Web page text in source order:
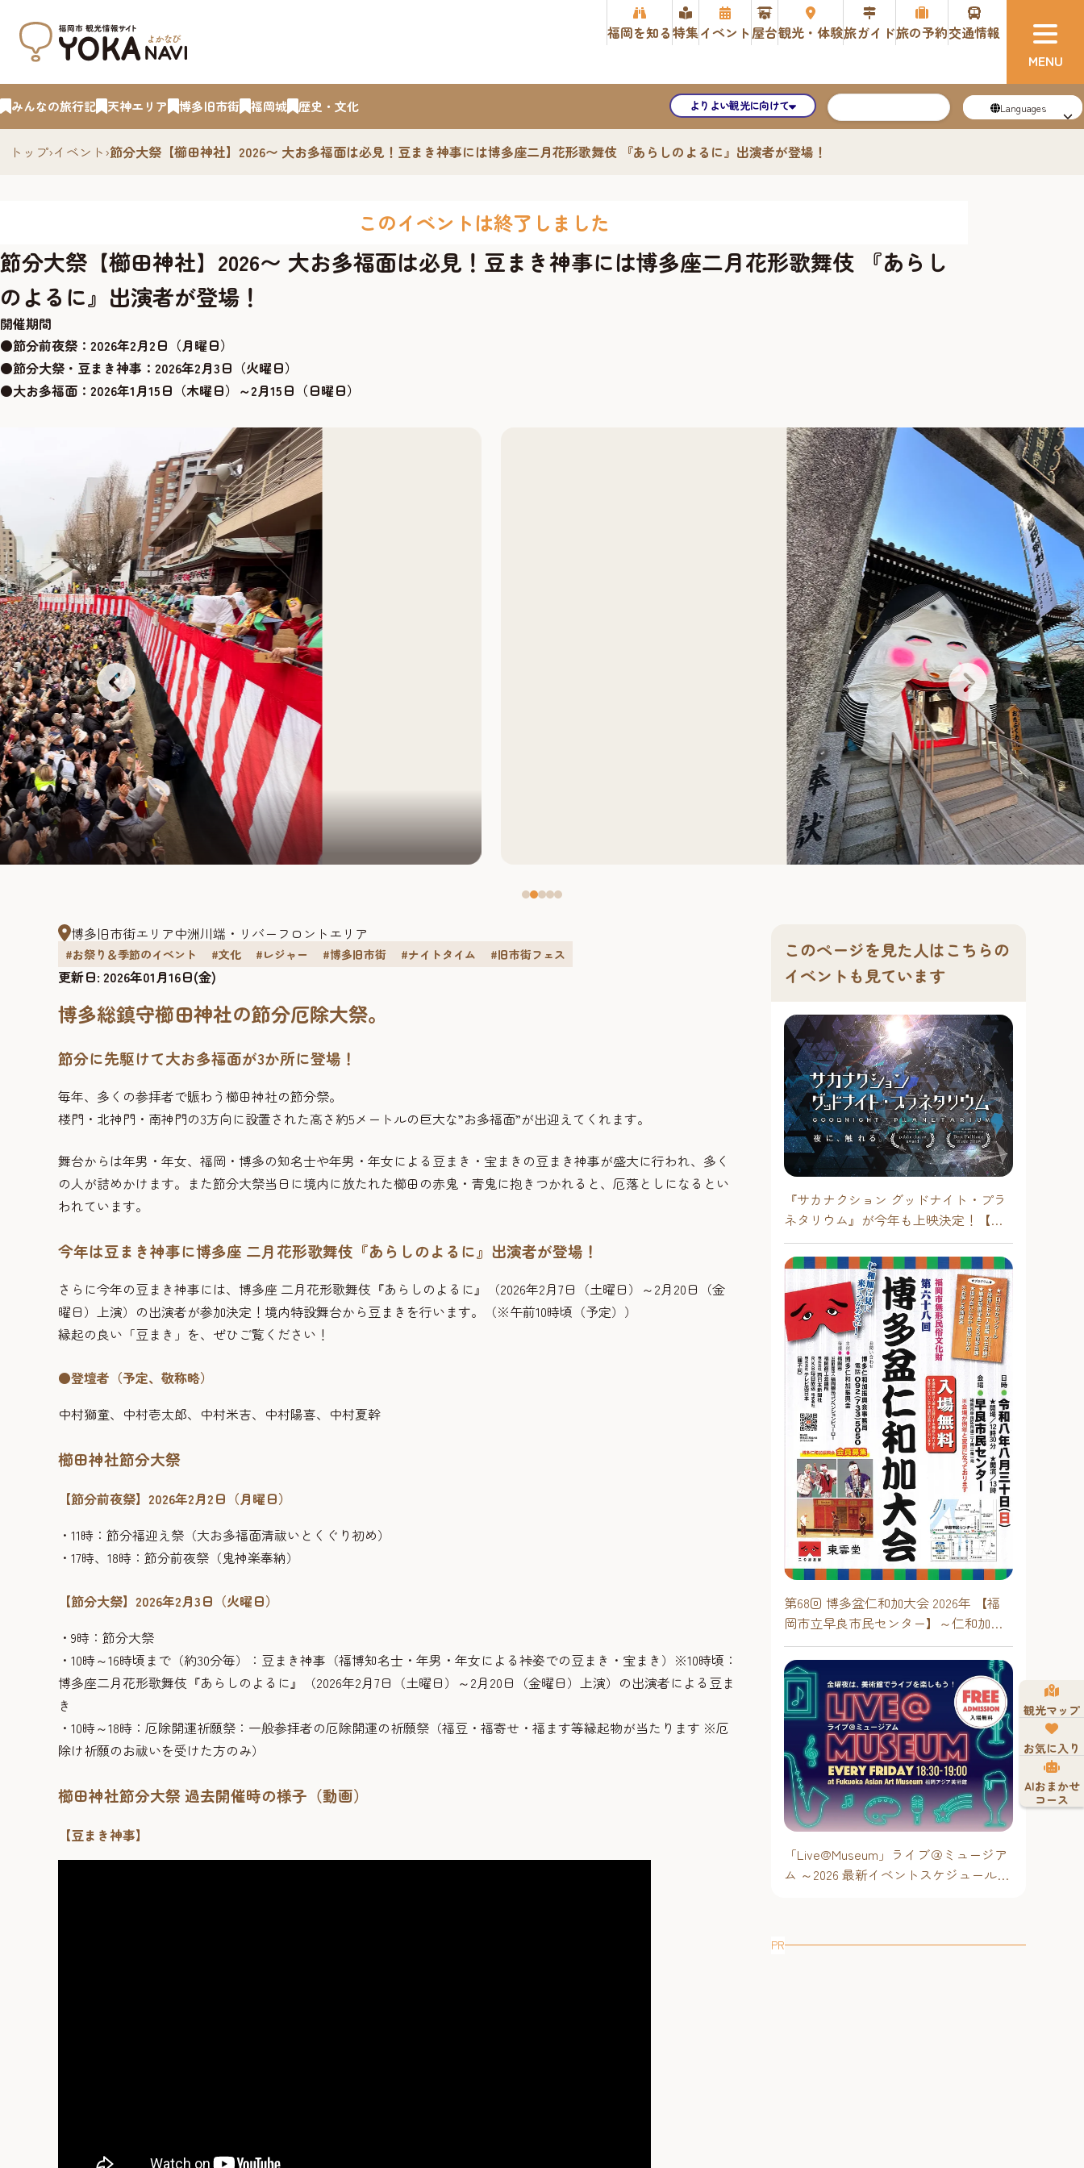
福岡を知る特集イベント屋台観光・体験旅ガイド旅の予約交通情報
みんなの旅行記 天神エリア 博多旧市街 福岡城 歴史・文化 よりよい観光に向けて Languages
トップ›イベント›節分大祭【櫛田神社】2026〜 大お多福面は必見！豆まき神事には博多座二月花形歌舞伎 『あらしのよるに』出演者が登場！
このイベントは終了しました
節分大祭【櫛田神社】2026〜 大お多福面は必見！豆まき神事には博多座二月花形歌舞伎 『あらし
のよるに』出演者が登場！
開催期間
●節分前夜祭 ：2026年2月2日（月曜日）
●節分大祭・豆まき神事 ：2026年2月3日（火曜日）
●大お多福面 ：2026年1月15日（木曜日）～2月15日（日曜日）
櫛田
博多旧市街エリア中洲川端・リバーフロントエリア
#お祭り＆季節のイベント #文化 #レジャー #博多旧市街 #ナイトタイム #旧市街フェス
更新日: 2026年01月16日(金)
博多総鎮守櫛田神社の節分厄除大祭。
節分に先駆けて大お多福面が3か所に登場！
毎年、多くの参拝者で賑わう櫛田神社の節分祭。
楼門・北神門・南神門の3方向に設置された高さ約5メートルの巨大な”お多福面”が出迎えてくれます。
舞台からは年男・年女、福岡・博多の知名士や年男・年女による豆まき・宝まきの豆まき神事が盛大に行われ、多く
の人が詰めかけます。また節分大祭当日に境内に放たれた櫛田の赤鬼・青鬼に抱きつかれると、厄落としになるとい
われています。
今年は豆まき神事に博多座 二月花形歌舞伎『あらしのよるに』出演者が登場！
さらに今年の豆まき神事には、博多座 二月花形歌舞伎『あらしのよるに』（2026年2月7日（土曜日）～2月20日（金
曜日）上演）の出演者が参加決定！境内特設舞台から豆まきを行います。（※午前10時頃（予定））
縁起の良い「豆まき」を、ぜひご覧ください！
●登壇者（予定、敬称略）
中村獅童、中村壱太郎、中村米吉、中村陽喜、中村夏幹
櫛田神社節分大祭
【節分前夜祭】2026年2月2日（月曜日）
・11時：節分福迎え祭（大お多福面清祓いとくぐり初め）
・17時、18時：節分前夜祭（鬼神楽奉納）
【節分大祭】2026年2月3日（火曜日）
・9時：節分大祭
・10時～16時頃まで（約30分毎）：豆まき神事（福博知名士・年男・年女による裃姿での豆まき・宝まき）※10時頃：
博多座二月花形歌舞伎『あらしのよるに』（2026年2月7日（土曜日）～2月20日（金曜日）上演）の出演者による豆ま
き
・10時～18時：厄除開運祈願祭：一般参拝者の厄除開運の祈願祭（福豆・福寄せ・福ます等縁起物が当たります ※厄
除け祈願のお祓いを受けた方のみ）
櫛田神社節分大祭 過去開催時の様子（動画）
【豆まき神事】
このページを見た人はこちらの
イベントも見ています
『サカナクション グッドナイト・プラ
ネタリウム』が今年も上映決定！【福
岡市科学館 ドームシアター】2026年
第68回 博多盆仁和加大会 2026年 【福
岡市立早良市民センター】～仁和加も
あるけん博多たい！！
「Live@Museum」ライブ＠ミュージア
ム ～2026 最新イベントスケジュール！
PR
観光マップ
お気に入り
AIおまかせ
コース